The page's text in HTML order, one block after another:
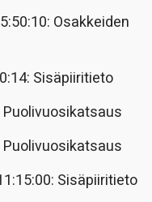
Osakkeiden
Sisäpiiritieto
Puolivuosikatsaus
Puolivuosikatsaus
Sisäpiiritieto